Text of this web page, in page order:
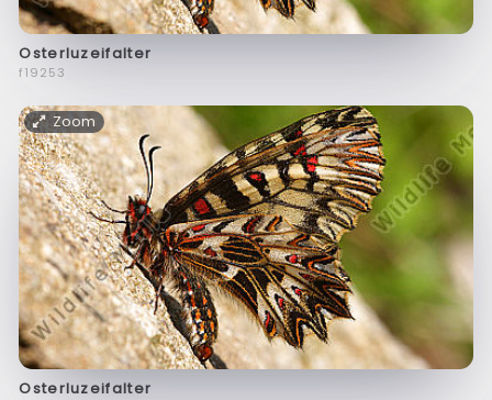
Osterluzeifalter
f19253
Zoom
Osterluzeifalter